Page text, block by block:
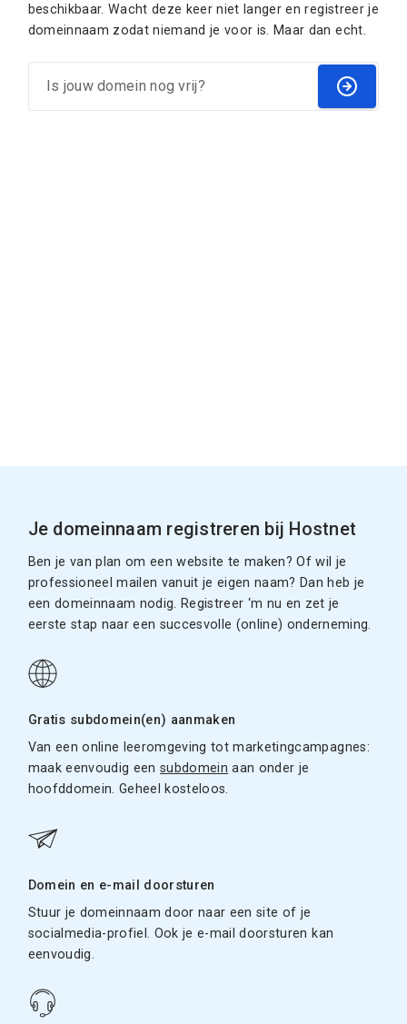
beschikbaar. Wacht deze keer niet langer en registreer je
domeinnaam zodat niemand je voor is. Maar dan echt.
Je domeinnaam registreren bij Hostnet
Ben je van plan om een website te maken? Of wil je
professioneel mailen vanuit je eigen naam? Dan heb je
een domeinnaam nodig. Registreer ‘m nu en zet je
eerste stap naar een succesvolle (online) onderneming.
Gratis subdomein(en) aanmaken
Van een online leeromgeving tot marketingcampagnes:
maak eenvoudig eensubdomein aan onder je
hoofddomein. Geheel kosteloos.
Domein en e-mail doorsturen
Stuur je domeinnaam door naar een site of je
socialmedia-profiel. Ook je e-mail doorsturen kan
eenvoudig.